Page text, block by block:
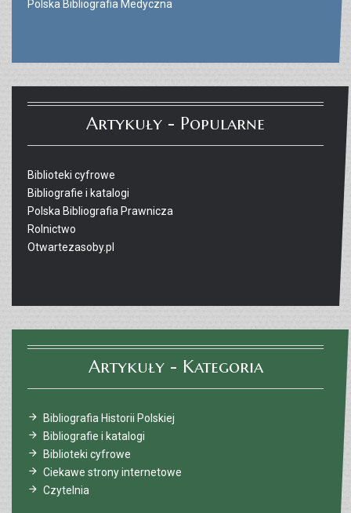
Polska Bibliografia Medyczna
Artykuły - Popularne
Biblioteki cyfrowe
Bibliografie i katalogi
Polska Bibliografia Prawnicza
Rolnictwo
Otwartezasoby.pl
Artykuły - Kategoria
Bibliografia Historii Polskiej
Bibliografie i katalogi
Biblioteki cyfrowe
Ciekawe strony internetowe
Czytelnia